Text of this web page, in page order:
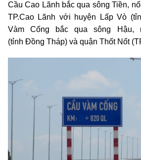
Cầu Cao Lãnh bắc qua sông Tiền,
TP.Cao Lãnh với huyện Lấp Vò
Vàm Cống bắc qua sông Hậu,
(tỉnh Đồng Tháp) và quận Thốt Nốt